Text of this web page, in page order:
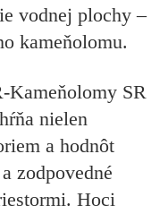
vodnej plochy –
kameňolomu.
Kameňolomy SR
nielen
a hodnôt
zodpovedné
Hoci